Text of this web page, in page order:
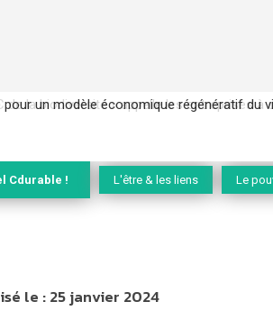
la biodiversité » appelle les entreprises à
Cdurable ! L'être & les liens Le
le :25 janvier 2024